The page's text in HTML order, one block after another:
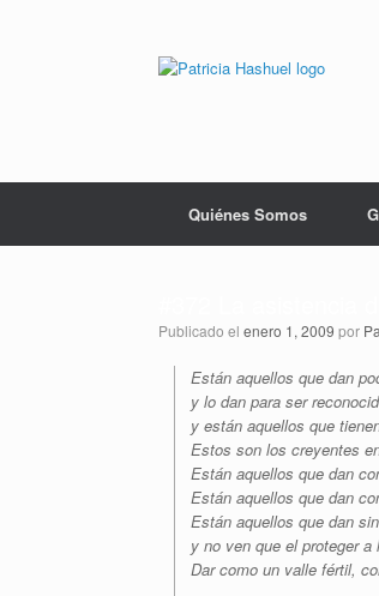
Quiénes Somos
Publicado el enero 1, 2009 por
Están aquellos que dan
y lo dan para ser
y están aquellos que
Estos son los creyentes
Están aquellos que dan
Están aquellos que dan
Están aquellos que dan
y no ven que el proteger
Dar como un valle fértil,